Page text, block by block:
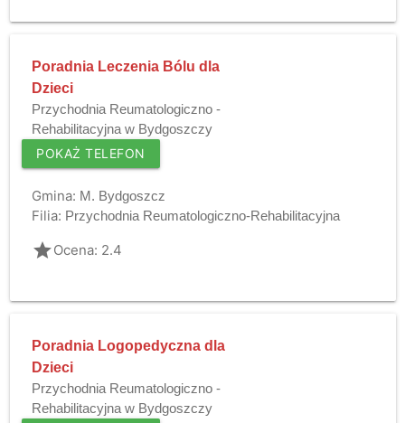
Poradnia Leczenia Bólu dla
Dzieci
Przychodnia Reumatologiczno -
Rehabilitacyjna w Bydgoszczy
POKAŻ TELEFON
Gmina: M. Bydgoszcz
Filia: Przychodnia Reumatologiczno-Rehabilitacyjna
gradeOcena: 2.4
Poradnia Logopedyczna dla
Dzieci
Przychodnia Reumatologiczno -
Rehabilitacyjna w Bydgoszczy